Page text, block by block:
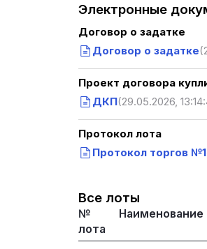
Электронные
Договор о задатке
Договор о задатке
Проект договора
ДКП(29.05.2026,
Протокол лота
Протокол торгов
Все лоты
№
лота
Наименование